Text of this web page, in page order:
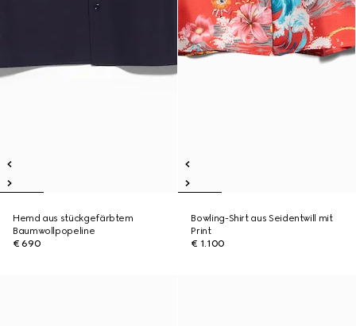
Hemd aus stückgefärbtem
Baumwollpopeline
€ 690
Bowling-Shirt aus Seidentwill mit
Print
€ 1.100